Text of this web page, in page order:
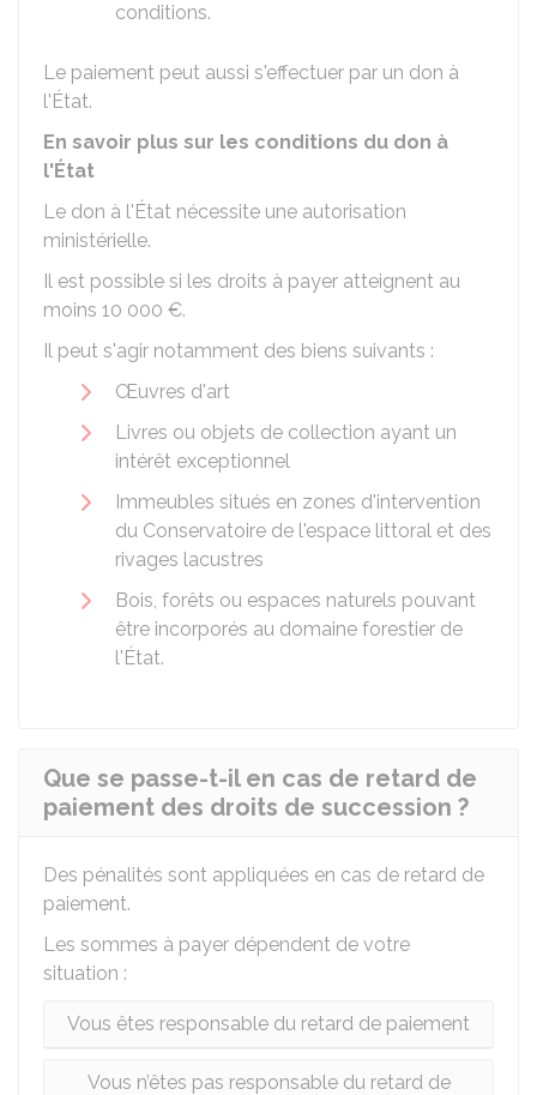
conditions.
Le paiement peut aussi s'effectuer par un don à
l'État.
En savoir plus sur les conditions du don à
l'État
Le don à l'État nécessite une autorisation
ministérielle.
Il est possible si les droits à payer atteignent au
moins 10 000 €.
Il peut s'agir notamment des biens suivants :
Œuvres d'art
Livres ou objets de collection ayant un
intérêt exceptionnel
Immeubles situés en zones d'intervention
du Conservatoire de l'espace littoral et des
rivages lacustres
Bois, forêts ou espaces naturels pouvant
être incorporés au domaine forestier de
l'État.
Que se passe-t-il en cas de retard de
paiement des droits de succession ?
Des pénalités sont appliquées en cas de retard de
paiement.
Les sommes à payer dépendent de votre
situation :
Vous êtes responsable du retard de paiement
Vous n’êtes pas responsable du retard de